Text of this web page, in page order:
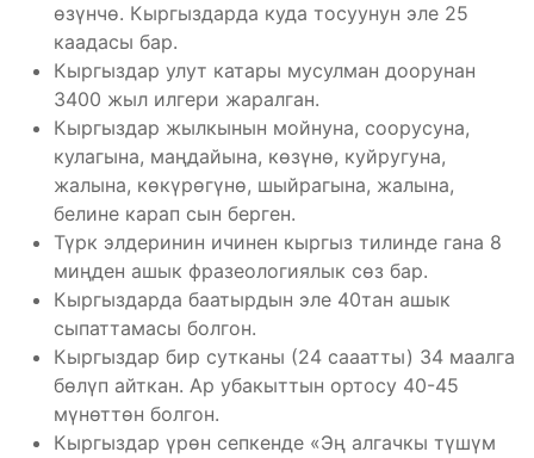
өзүнчө. Кыргыздарда куда тосуунун эле 25
каадасы бар.
Кыргыздар улут катары мусулман доорунан
3400 жыл илгери жаралган.
Кыргыздар жылкынын мойнуна, соорусуна,
кулагына, маңдайына, көзүнө, куйругуна,
жалына, көкүрөгүнө, шыйрагына, жалына,
белине карап сын берген.
Түрк элдеринин ичинен кыргыз тилинде гана 8
миңден ашык фразеологиялык сөз бар.
Кыргыздарда баатырдын эле 40тан ашык
сыпаттамасы болгон.
Кыргыздар бир сутканы (24 сааатты) 34 маалга
бөлүп айткан. Ар убакыттын ортосу 40-45
мүнөттөн болгон.
Кыргыздар үрөн сепкенде «Эң алгачкы түшүм